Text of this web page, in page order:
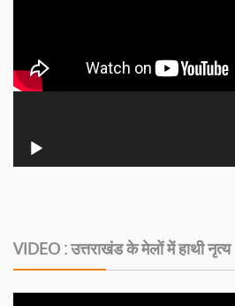
VIDEO : उत्तराखंड के मेलों में हाथी नृत्य